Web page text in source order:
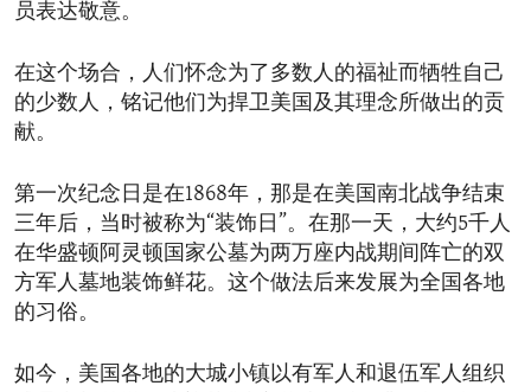
员表达敬意。
在这个场合，人们怀念为了多数人的福祉而牺牲自己
的少数人，铭记他们为捍卫美国及其理念所做出的贡
献。
第一次纪念日是在1868年，那是在美国南北战争结束
三年后，当时被称为“装饰日”。在那一天，大约5千人
在华盛顿阿灵顿国家公墓为两万座内战期间阵亡的双
方军人墓地装饰鲜花。这个做法后来发展为全国各地
的习俗。
如今，美国各地的大城小镇以有军人和退伍军人组织